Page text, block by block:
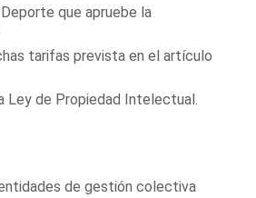
que apruebe la
tarifas prevista en el artículo
Ley de Propiedad Intelectual.
de gestión colectiva